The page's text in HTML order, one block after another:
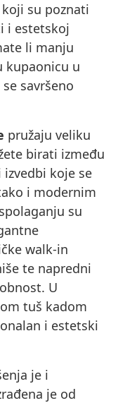
koji su poznati
i estetskoj
li manju
kupaonicu u
savršeno
pružaju veliku
birati između
koje se
i modernim
su
walk-in
te napredni
U
tuš kadom
i estetski
je i
je od